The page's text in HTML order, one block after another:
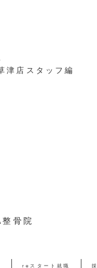
津店スタッフ編
reスタート就職